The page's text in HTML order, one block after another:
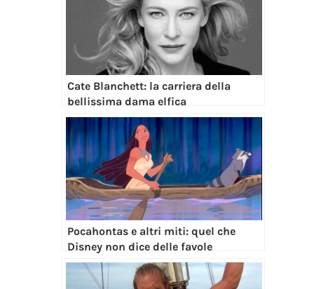
Cate Blanchett: la carriera della
bellissima dama elfica
Pocahontas e altri miti: quel che
Disney non dice delle favole